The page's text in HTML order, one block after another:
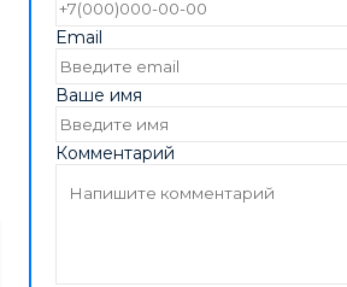
Email
Ваше имя
Комментарий